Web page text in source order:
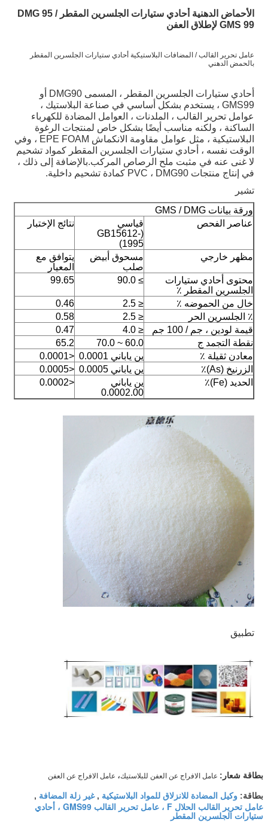
الأحماض الدهنية أحادي ستيارات الجلسرين المقطر DMG 95 /
GMS 99 لإطلاق العفن
عامل تحرير القالب / المضافات البلاستيكية أحادي ستيارات الجلسرين المقطر
بالحمض الدهني
أحادي ستيارات الجلسرين المقطر ، المسمى DMG90 أو
GMS99 ، يستخدم بشكل أساسي في صناعة البلاستيك ،
عوامل تحرير القالب ، الملدنات ، العوامل المضادة للكهرباء
الساكنة ، ولكنه مناسب أيضًا بشكل خاص لمنتجات الرغوة
البلاستيكية ، مثل عوامل مقاومة الانكماش EPE FOAM ، وفي
الوقت نفسه ، أحادي ستيارات الجلسرين المقطر كمواد تشحيم
لا غنى عنه في مثبت ملح الرصاص المركب.بالإضافة إلى ذلك ،
في إنتاج منتجات PVC ، DMG90 كمادة تشحيم داخلية.
تشير
ورقة بيانات GMS / DMG
عناصر الفحص
قياسي
(GB15612-
1995)
نتائج الإختبار
مظهر خارجي
مسحوق أبيض
صلب
يتوافق مع
المعيار
محتوى أحادي ستيارات
الجلسرين المقطر ٪
≥ 90.0
99.65
خال من الحموضه ٪ ≤ 2.5
0.46
٪ الجلسرين الحر
≤ 2.5
0.58
قيمة لودين ، جم / 100 جم
≤ 4.0
0.47
نقطة التجمد ج
60.0 ~ 70.0
65.2
معادن ثقيلة ٪
ين ياباني 0.0001
<0.0001
الزرنيخ (As)٪
ين ياباني 0.0005
<0.0005
الحديد (Fe)٪
ين ياباني
0.0002.00
<0.0002
تطبيق
بطاقة شعار: عامل الافراج عن العفن للبلاستيك، عامل الافراج عن العفن
بطاقة: وكيل المضادة للانزلاق للمواد البلاستيكية ,غير زلة المضافة ,
عامل تحرير القالب الحلال F ، عامل تحرير القالب GMS99 ، أحادي
ستيارات الجلسرين المقطر